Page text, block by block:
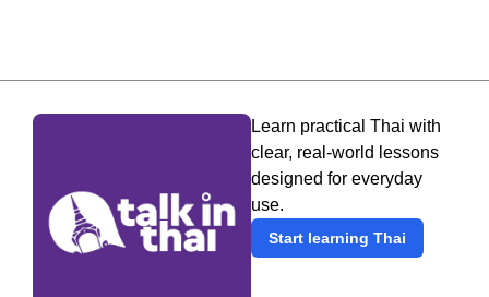
Learn practical Thai with
clear, real-world lessons
designed for everyday
use.
Start learning Thai